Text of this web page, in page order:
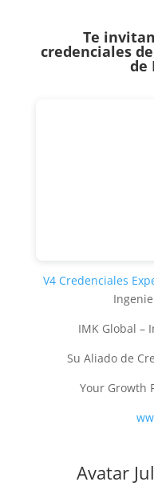
Te
credenciales de
de
V4 Credenciales
IMK Global –
Su Aliado de
Your Growth
Avatar